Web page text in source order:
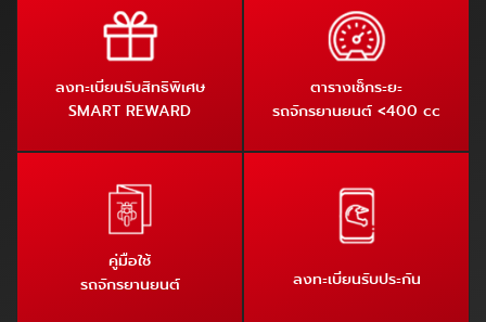
ลงทะเบียนรับสิทธิพิเศษ
SMART REWARD
ตารางเช็กระยะ
รถจักรยานยนต์ <400 cc
คู่มือใช้
รถจักรยานยนต์
ลงทะเบียนรับประกัน